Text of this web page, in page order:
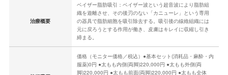
治療概要
ベイザー脂肪吸引：ベイザー波という超音波により脂肪組
織を遊離させ、その後刃のない「カニューレ」という専用
の器具で脂肪細胞を吸引除去する。吸引後の線維組織には
元に戻ろうとする作用が働き、皮膚はキレイに収縮し引き
締まる。
価格（モニター価格／税込）●基本セット(消耗品・麻酔・内
服薬)0円 ●太もも内側(両脚)220,000円 ●太もも外側(両
脚)220,000円 ●太もも前面(両脚)220,000円 ●太もも全体